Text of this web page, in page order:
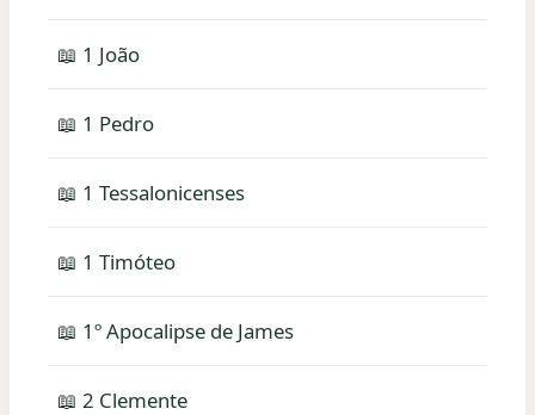
📖 1 João
📖 1 Pedro
📖 1 Tessalonicenses
📖 1 Timóteo
📖 1º Apocalipse de James
📖 2 Clemente